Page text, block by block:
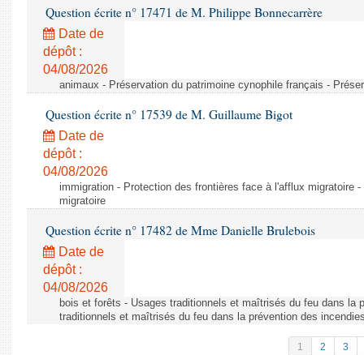
Question écrite n° 17471 de M. Philippe Bonnecarrère
Date de
dépôt :
04/08/2026
animaux - Préservation du patrimoine cynophile français -
Question écrite n° 17539 de M. Guillaume Bigot
Date de
dépôt :
04/08/2026
immigration - Protection des frontières face à l'afflux migratoire
migratoire
Question écrite n° 17482 de Mme Danielle Brulebois
Date de
dépôt :
04/08/2026
bois et forêts - Usages traditionnels et maîtrisés du feu dans la
traditionnels et maîtrisés du feu dans la prévention des
1 2 3